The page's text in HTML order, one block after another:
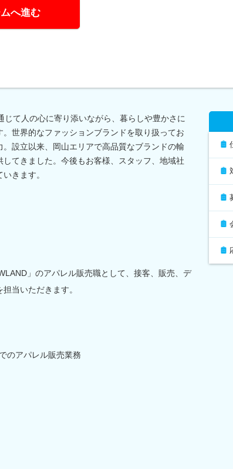
へ進む
て人の心に寄り添いながら、暮らしや豊かさに
世界的なファッションブランドを取り扱ってお
設立以来、岡山エリアで高品質なブランドの輸
てきました。今後もお客様、スタッフ、地域社
きます。
」のアパレル販売職として、接客、販売、デ
当いただきます。
のアパレル販売業務